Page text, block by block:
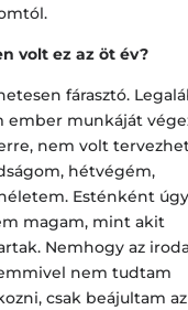
volt ez az öt év?
fárasztó.
ember munkáját
nem volt
hétvégém,
Esténként úgy
magam, mint akit
Nemhogy az
nem tudtam
csak beájultam